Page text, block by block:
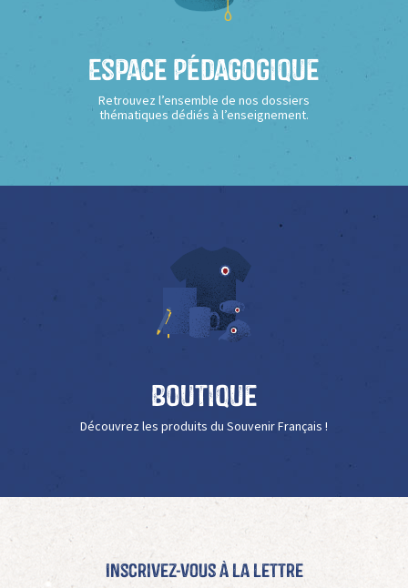
Espace Pédagogique
Retrouvez l’ensemble de nos dossiers
thématiques dédiés à l’enseignement.
Boutique
Découvrez les produits du Souvenir Français !
Inscrivez-vous à La Lettre